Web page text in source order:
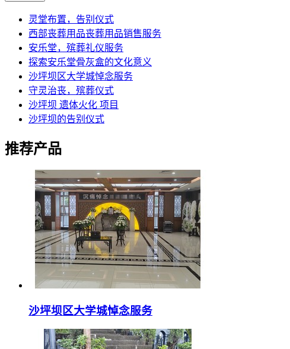
灵堂布置，告别仪式
西部丧葬用品丧葬用品销售服务
安乐堂，殡葬礼仪服务
探索安乐堂骨灰盒的文化意义
沙坪坝区大学城悼念服务
守灵治丧，殡葬仪式
沙坪坝 遗体火化 项目
沙坪坝的告别仪式
推荐产品
沙坪坝区大学城悼念服务